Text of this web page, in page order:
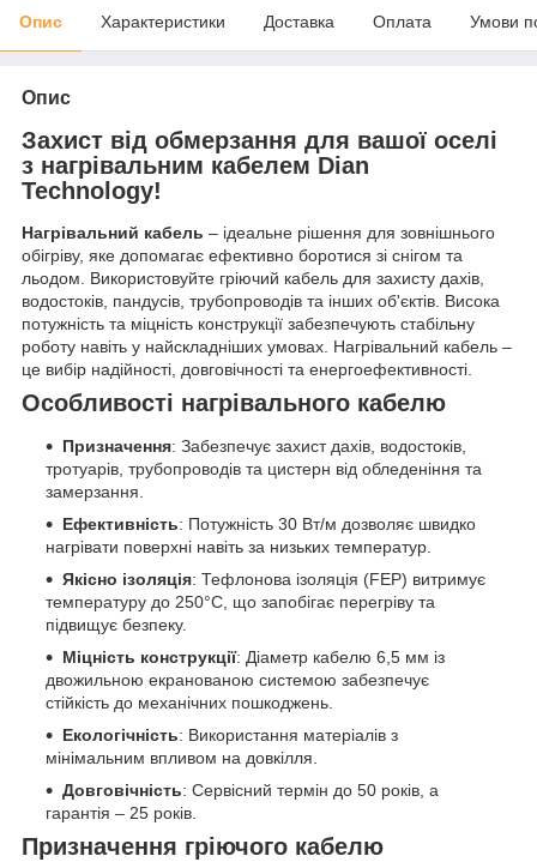
Опис Характеристики Доставка Оплата Умови
Опис
Захист від обмерзання для вашої оселі
з нагрівальним кабелем Dian
Technology!
Нагрівальний кабель – ідеальне рішення для зовнішнього
обігріву, яке допомагає ефективно боротися зі снігом та
льодом. Використовуйте гріючий кабель для захисту дахів,
водостоків, пандусів, трубопроводів та інших об'єктів. Висока
потужність та міцність конструкції забезпечують стабільну
роботу навіть у найскладніших умовах. Нагрівальний кабель –
це вибір надійності, довговічності та енергоефективності.
Особливості нагрівального кабелю
Призначення: Забезпечує захист дахів, водостоків,
тротуарів, трубопроводів та цистерн від обледеніння та
замерзання.
Ефективність: Потужність 30 Вт/м дозволяє швидко
нагрівати поверхні навіть за низьких температур.
Якісно ізоляція: Тефлонова ізоляція (FEP) витримує
температуру до 250°C, що запобігає перегріву та
підвищує безпеку.
Міцність конструкції: Діаметр кабелю 6,5 мм із
двожильною екранованою системою забезпечує
стійкість до механічних пошкоджень.
Екологічність: Використання матеріалів з
мінімальним впливом на довкілля.
Довговічність: Сервісний термін до 50 років, а
гарантія – 25 років.
Призначення гріючого кабелю